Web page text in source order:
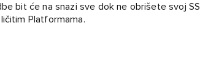
bit će na snazi sve dok ne obrišete svoj
Platformama.